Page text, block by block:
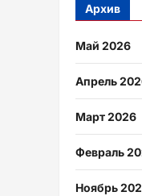
Архив
Май 2026
Апрель
Март 2026
Февраль
Ноябрь